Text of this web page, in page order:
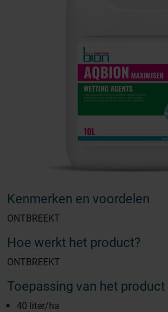
Kenmerken en voordelen
ONTBREEKT
Hoe werkt het product?
ONTBREEKT
Toepassing van het product
40 liter/ha